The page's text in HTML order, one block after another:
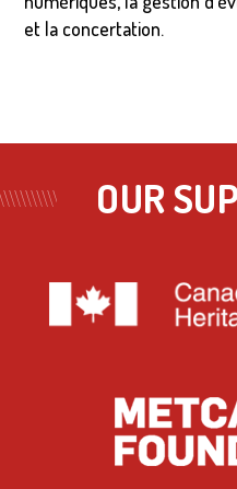
et la concertation.
OUR